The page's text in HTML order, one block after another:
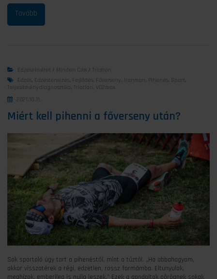
Edzéselmélet / Minden Cikk / Triatlon
Edzés, Edzéstervezés, Fejlődés, Főverseny, Ironman , Pihenés, Sport ,
Teljesítménydiagnosztika, Triatlon ,
VO2max
2021.10.11.
Miért kell pihenni a főverseny után?
Sok sportoló úgy tart a pihenéstől, mint a tűztől. „Ha abbahagyom,
akkor visszatérek a régi, edzetlen, rossz formámba. Eltunyulok,
meghízok, emberileg is nulla leszek.” Ezek a gondoltok pörögnek sokak